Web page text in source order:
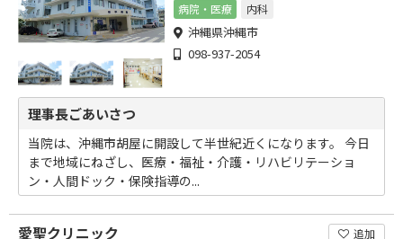
病院・医療 内科
沖縄県沖縄市
098-937-2054
理事長ごあいさつ
当院は、沖縄市胡屋に開設して半世紀近くになります。 今日
まで地域にねざし、医療・福祉・介護・リハビリテーショ
ン・人間ドック・保険指導の...
愛聖クリニック 追加